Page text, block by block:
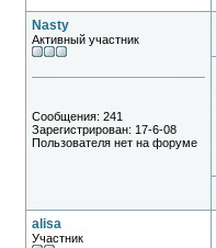
Nasty
Активный участник
Сообщения: 241
Зарегистрирован: 17-6-08
Пользователя нет на форуме
alisa
Участник